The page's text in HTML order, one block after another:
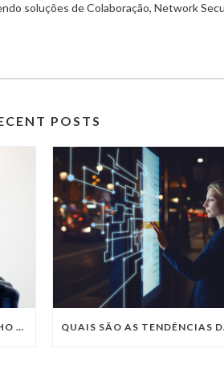
soluções de Colaboração, Network
POSTS
POTENCIALIZE O DESEMPENHO DA SUA EMPRESA COM OS SERVIÇOS DE TI DA VIVO VITA